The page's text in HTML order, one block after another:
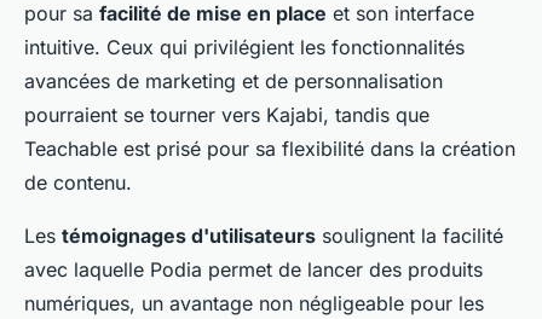
pour sa facilité de mise en place et son interface
intuitive. Ceux qui privilégient les fonctionnalités
avancées de marketing et de personnalisation
pourraient se tourner vers Kajabi, tandis que
Teachable est prisé pour sa flexibilité dans la création
de contenu.
Les témoignages d'utilisateurs soulignent la facilité
avec laquelle Podia permet de lancer des produits
numériques, un avantage non négligeable pour les